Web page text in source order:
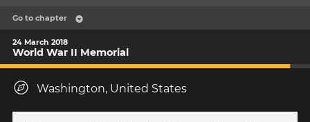
Go to chapter
24 March 2018
World War II Memorial
Washington, United States